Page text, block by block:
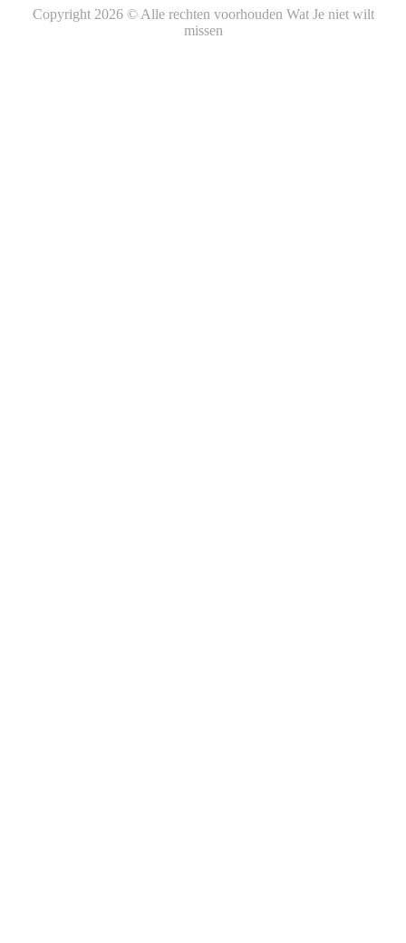
Copyright 2026 © Alle rechten voorhouden Wat Je niet wilt
missen